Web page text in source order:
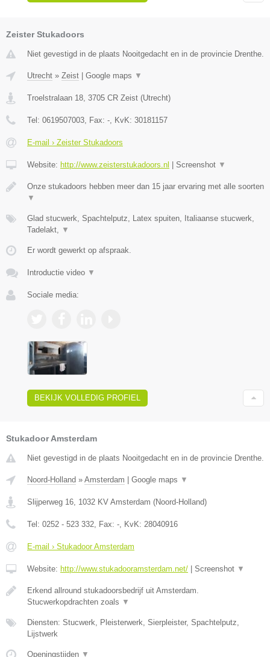
Zeister Stukadoors
Niet gevestigd in de plaats Nooitgedacht en in de provincie Drenthe.
Utrecht » Zeist Google maps ▼
Troelstralaan 18 3705 CR Zeist (Utrecht)
Tel: 0619507003 , Fax: - , KvK: 30181157
E-mail › Zeister Stukadoors
Website: http://www.zeisterstukadoors.nl Screenshot ▼
Onze stukadoors hebben meer dan 15 jaar ervaring met alle soorten
▼
Glad stucwerk, Spachtelputz, Latex spuiten, Italiaanse stucwerk,
Tadelakt,
▼
Er wordt gewerkt op afspraak.
Introductie video ▼
Sociale media:
BEKIJK VOLLEDIG PROFIEL
Stukadoor Amsterdam
Niet gevestigd in de plaats Nooitgedacht en in de provincie Drenthe.
Noord-Holland » Amsterdam | Google maps ▼
Slijperweg 16 1032 KV Amsterdam (Noord-Holland)
Tel: 0252 - 523 332 , Fax: - , KvK: 28040916
E-mail › Stukadoor Amsterdam
Website: http://www.stukadooramsterdam.net/ | Screenshot ▼
Erkend allround stukadoorsbedrijf uit Amsterdam.
Stucwerkopdrachten zoals ▼
Diensten: Stucwerk, Pleisterwerk, Sierpleister, Spachtelputz,
Lijstwerk
Openingstijden ▼